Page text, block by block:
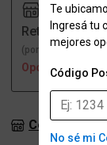
Te
Ingresá tu
mejores
Código
No sé mi
Retiro
(por una sucursal)
Opción no
Consultar